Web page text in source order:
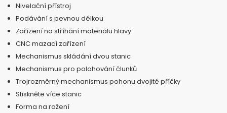
Nivelační přístroj
Podávání s pevnou délkou
Zařízení na stříhání materiálu hlavy
CNC mazací zařízení
Mechanismus skládání dvou stanic
Mechanismus pro polohování člunků
Trojrozměrný mechanismus pohonu dvojité příčky
Stiskněte více stanic
Forma na ražení